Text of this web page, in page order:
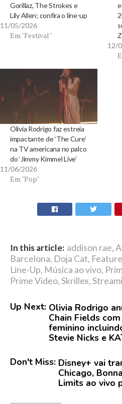
Gorillaz, The Strokes e
Lily Allen; confira o line-up
11/05/2026
Em "Festival"
12/
Olivia Rodrigo faz estreia
impactante de ‘The Cure’
na TV americana no palco
do ‘Jimmy Kimmel Live’
11/06/2026
Em "Pop"
In this article: addison rae,
Barcelona, Doja Cat,
Line-Up, Música ao vivo,
Prime Video,Skrillex,
Up Next: Olivia Rodrigo
Chain Fields
feminino
Stevie Nicks e
Don't Miss: Disney+ vai
Chicago,
Limits ao vivo